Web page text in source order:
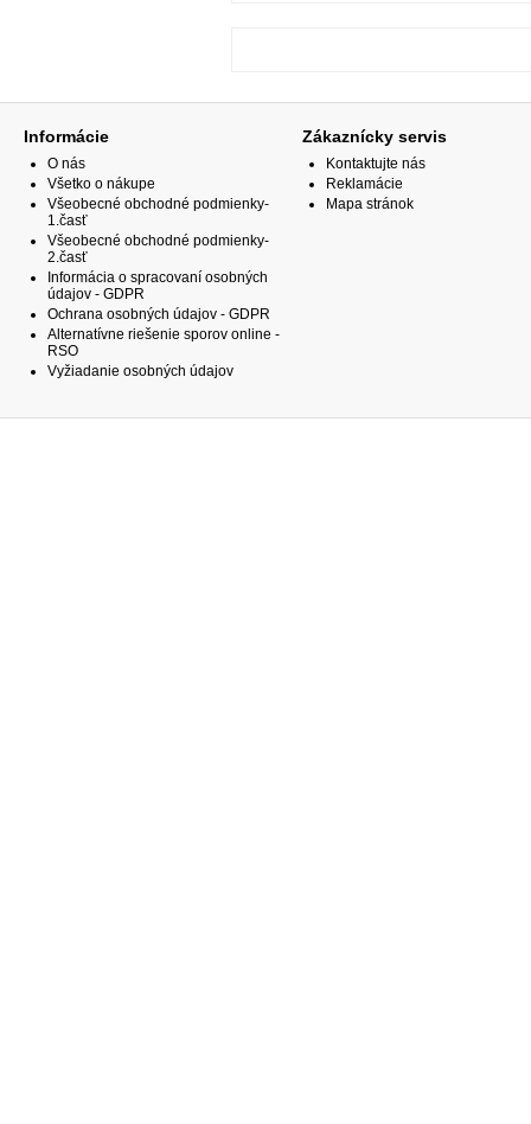
Informácie
O nás
Všetko o nákupe
Všeobecné obchodné podmienky-
1.časť
Všeobecné obchodné podmienky-
2.časť
Informácia o spracovaní osobných
údajov - GDPR
Ochrana osobných údajov - GDPR
Alternatívne riešenie sporov online -
RSO
Vyžiadanie osobných údajov
Zákaznícky servis
Kontaktujte nás
Reklamácie
Mapa stránok